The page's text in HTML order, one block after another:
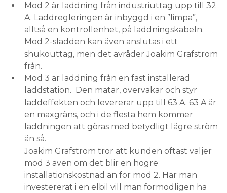
Mod 2 är laddning från industriuttag upp till 32
A. Laddregleringen är inbyggd i en ”limpa”,
alltså en kontrollenhet, på laddningskabeln.
Mod 2-sladden kan även anslutas i ett
shukouttag, men det avråder Joakim Grafström
från.
Mod 3 är laddning från en fast installerad
laddstation. Den matar, övervakar och styr
laddeffekten och levererar upp till 63 A. 63 A är
en maxgräns, och i de flesta hem kommer
laddningen att göras med betydligt lägre ström
än så.
Joakim Grafström tror att kunden oftast väljer
mod 3 även om det blir en högre
installationskostnad än för mod 2. Har man
investererat i en elbil vill man förmodligen ha